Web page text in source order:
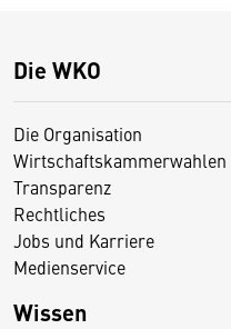
Die WKO
Die Organisation
Wirtschaftskammerwahlen
Transparenz
Rechtliches
Jobs und Karriere
Medienservice
Wissen